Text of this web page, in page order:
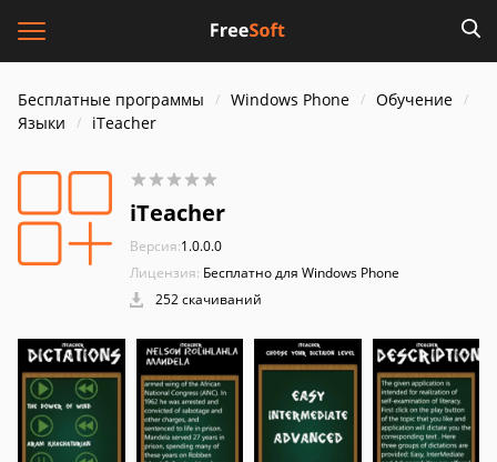
Бесплатные программы Windows Phone
Обучение
Языки
iTeacher
iTeacher
Версия:1.0.0.0
Лицензия: Бесплатно для Windows Phone
252 скачиваний